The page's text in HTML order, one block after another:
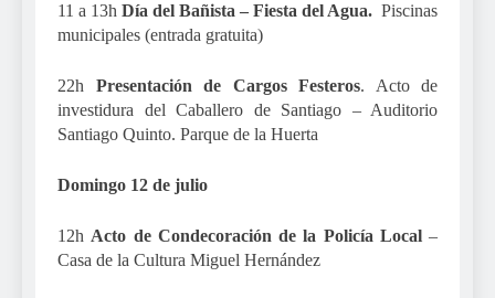
11 a 13h Día del Bañista – Fiesta del Agua. Piscinas
municipales (entrada gratuita)
22h Presentación de Cargos Festeros. Acto de
investidura del Caballero de Santiago – Auditorio
Santiago Quinto. Parque de la Huerta
Domingo 12 de julio
12h Acto de Condecoración de la Policía Local–
Casa de la Cultura Miguel Hernández